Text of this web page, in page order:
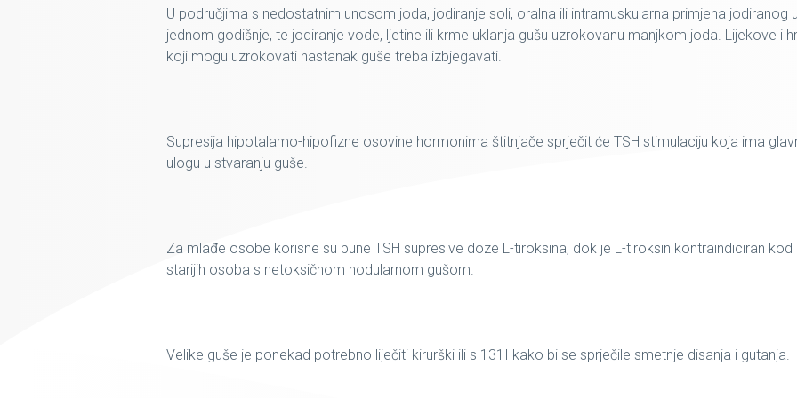
U područjima s nedostatnim unosom joda, jodiranje soli, oralna ili intramuskularna primjena jodiranog
jednom godišnje, te jodiranje vode, ljetine ili krme uklanja gušu uzrokovanu manjkom joda. Lijekove i
koji mogu uzrokovati nastanak guše treba izbjegavati.
Supresija hipotalamo-hipofizne osovine hormonima štitnjače sprječit će TSH stimulaciju koja ima
ulogu u stvaranju guše.
Za mlađe osobe korisne su pune TSH supresive doze L-tiroksina, dok je L-tiroksin kontraindiciran kod
starijih osoba s netoksičnom nodularnom gušom.
Velike guše je ponekad potrebno liječiti kirurški ili s 131I kako bi se sprječile smetnje disanja i gutanja.